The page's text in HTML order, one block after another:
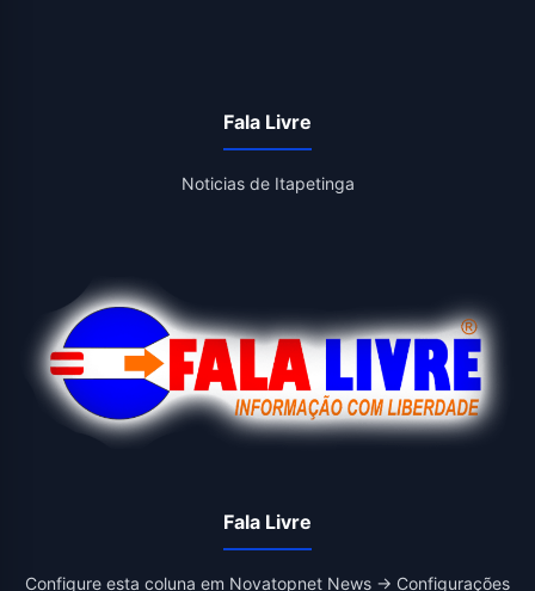
Fala Livre
Noticias de Itapetinga
Fala Livre
Configure esta coluna em Novatopnet News → Configurações